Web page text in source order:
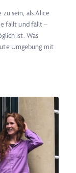
zu sein, als Alice
fällt und fällt –
ist. Was
Umgebung mit